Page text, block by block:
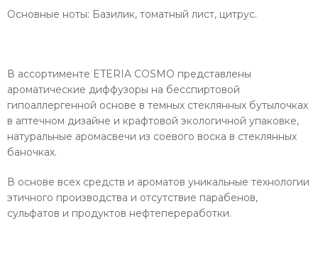
Основные ноты: Базилик, томатный лист, цитрус.
В ассортименте ETERIA COSMO представлены
ароматические диффузоры на бесспиртовой
гипоаллергенной основе в темных стеклянных бутылочках
в аптечном дизайне и крафтовой экологичной упаковке,
натуральные аромасвечи из соевого воска в стеклянных
баночках.
В основе всех средств и ароматов уникальные технологии
этичного производства и отсутствие парабенов,
сульфатов и продуктов нефтепереработки.